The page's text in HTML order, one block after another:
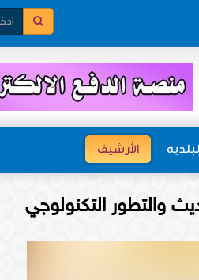
الأرشيف
والتطور التكنولوجي